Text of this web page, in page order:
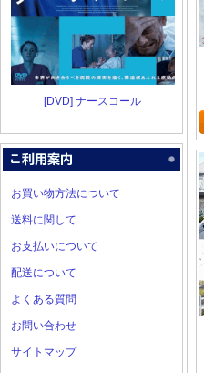
[DVD] ナースコール
お買い物方法について
送料に関して
お支払いについて
配送について
よくある質問
お問い合わせ
サイトマップ